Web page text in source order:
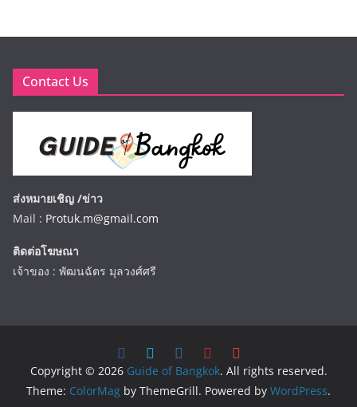
Contact Us
ส่งหมายเชิญ /ข่าว
Mail : Protuk.m@gmail.com
ติดต่อโฆษณา
เจ้าของ : พัฒนฉัตร มุลวงศ์ศรี
Copyright © 2026 Guide of Bangkok. All rights reserved.
Theme: ColorMag by ThemeGrill. Powered by WordPress.